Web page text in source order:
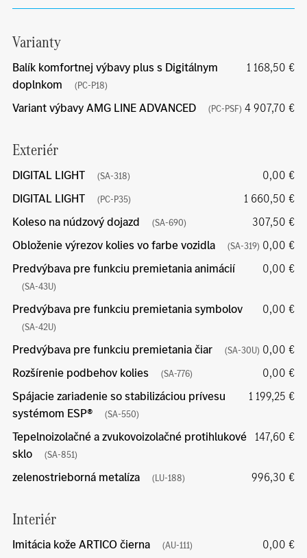
Varianty
Balík komfortnej výbavy plus s Digitálnym
doplnkom
(PC-P18)
1 168,50 €
Variant výbavy AMG LINE ADVANCED (PC-PSF) 4 907,70 €
Exteriér
DIGITAL LIGHT (SA-318)
0,00 €
DIGITAL LIGHT
(PC-P35)
1 660,50 €
Koleso na núdzový dojazd
(SA-690)
307,50 €
Obloženie výrezov kolies vo farbe vozidla
(SA-319) 0,00 €
Predvýbava pre funkciu premietania animácií
(SA-43U)
0,00 €
Predvýbava pre funkciu premietania symbolov
(SA-42U)
0,00 €
Predvýbava pre funkciu premietania čiar (SA-30U) 0,00 €
Rozšírenie podbehov kolies
(SA-776)
0,00 €
Spájacie zariadenie so stabilizáciou prívesu
systémom ESP®
(SA-550)
1 199,25 €
Tepelnoizolačné a zvukovoizolačné protihlukové
sklo
(SA-851)
147,60 €
zelenostrieborná metalíza (LU-188) 996,30 €
Interiér
Imitácia kože ARTICO čierna (AU-111)
0,00 €